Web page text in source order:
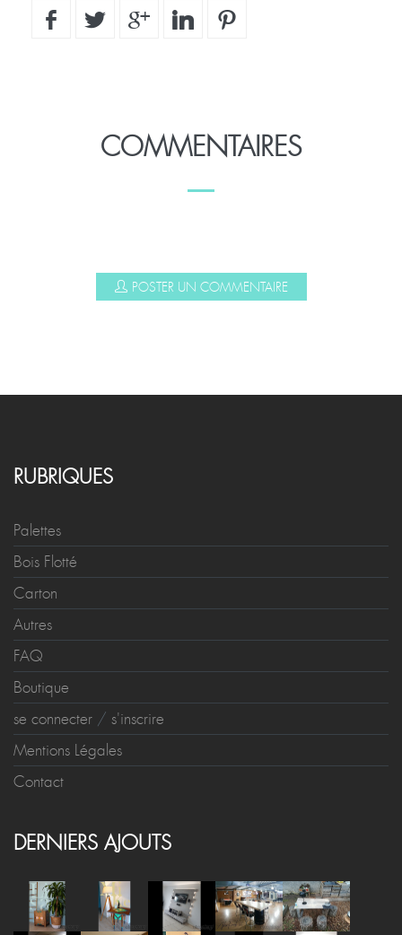
COMMENTAIRES
POSTER UN COMMENTAIRE
RUBRIQUES
Palettes
Bois Flotté
Carton
Autres
FAQ
Boutique
se connecter / s'inscrire
Mentions Légales
Contact
DERNIERS AJOUTS